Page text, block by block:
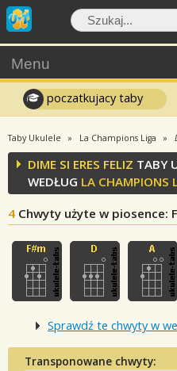
Menu
poczatkujacy taby
Taby Ukulele La Champions Liga
DIME SI ERES FELIZ TABY
WEDŁUG LA CHAMPIONS
4 Chwyty użyte w piosence:
Sprawdź te chwyty w
Transponowane chwyty: